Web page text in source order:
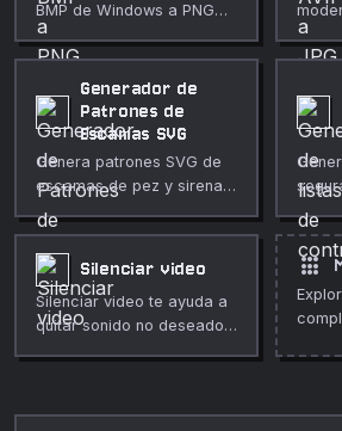
BMP de Windows a PNG
para archivos más
pequeños y mejor
compatibilidad con
navegadores.
Generador de
Patrones de
Escamas SVG
Genera patrones SVG de
escamas de pez y sirena
con radio, trazo y relleno
personalizados. Perfecto
para fondos decorativos,
embalajes, estampados de
moda y diseños Art Déco.
Silenciar video
Silenciar video te ayuda a
quitar sonido no deseado
y privada, publicaciones,
apps